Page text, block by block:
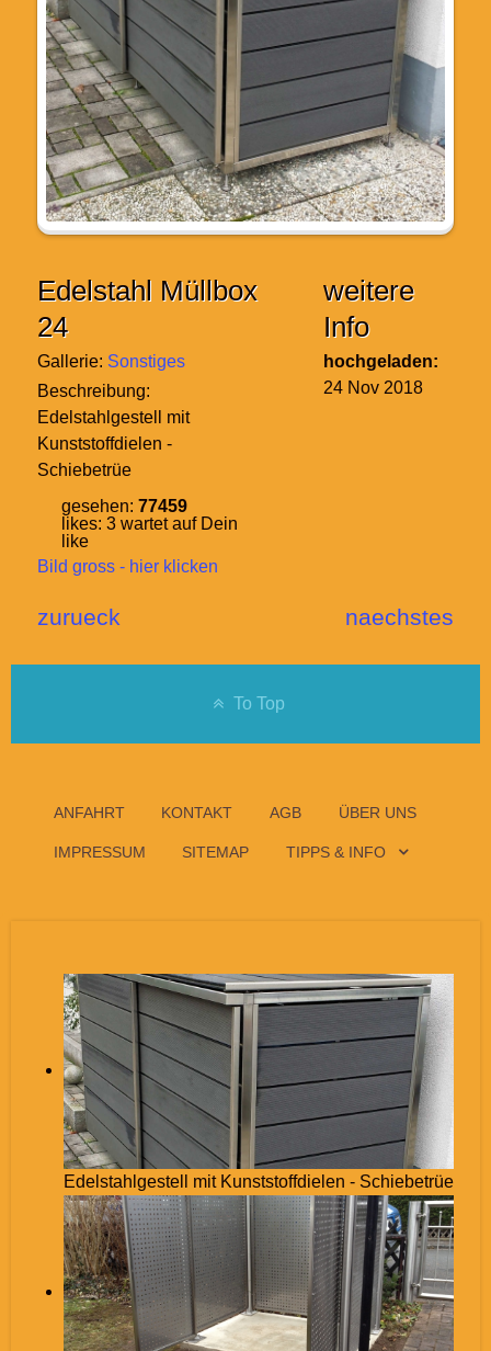
Edelstahl Müllbox
24
Gallerie: Sonstiges
Beschreibung:
Edelstahlgestell mit
Kunststoffdielen -
Schiebetrüe
gesehen: 77459
likes: 3 wartet auf Dein
like
Bild gross - hier klicken
weitere
Info
hochgeladen:
24 Nov 2018
zurueck naechstes
To Top
ANFAHRT KONTAKT AGB ÜBER UNS
IMPRESSUM SITEMAP TIPPS & INFO
Edelstahlgestell mit Kunststoffdielen - Schiebetrüe